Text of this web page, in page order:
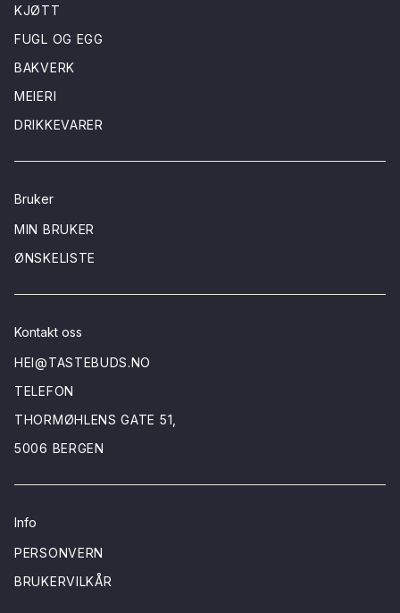
KJØTT
FUGL OG EGG
BAKVERK
MEIERI
DRIKKEVARER
Bruker
MIN BRUKER
ØNSKELISTE
Kontakt oss
HEI@TASTEBUDS.NO
TELEFON
THORMØHLENS GATE 51,
5006 BERGEN
Info
PERSONVERN
BRUKERVILKÅR